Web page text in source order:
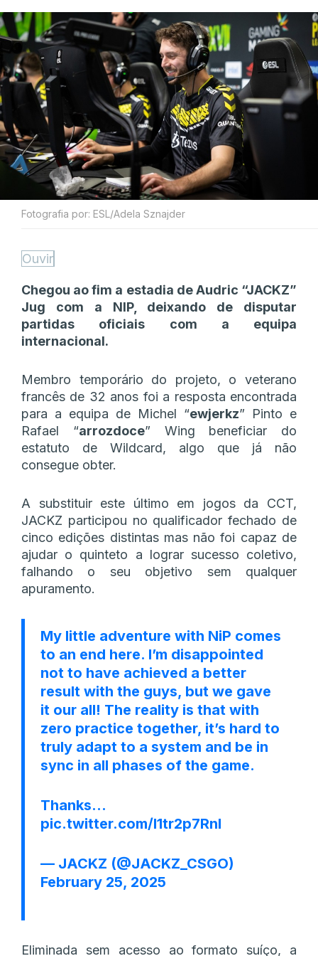
Fotografia por: ESL/Adela Sznajder
Ouvir
Chegou ao fim a estadia de Audric “JACKZ”
Jug com a NIP, deixando de disputar
partidas oficiais com a equipa
internacional.
Membro temporário do projeto, o veterano
francês de 32 anos foi a resposta encontrada
para a equipa de Michel “⁠ewjerkz⁠” Pinto e
Rafael “⁠arrozdoce⁠” Wing beneficiar do
estatuto de Wildcard, algo que já não
consegue obter.
A substituir este último em jogos da CCT,
JACKZ participou no qualificador fechado de
cinco edições distintas mas não foi capaz de
ajudar o quinteto a lograr sucesso coletivo,
falhando o seu objetivo sem qualquer
apuramento.
My little adventure with NiP comes
to an end here. I’m disappointed
not to have achieved a better
result with the guys, but we gave
it our all! The reality is that with
zero practice together, it’s hard to
truly adapt to a system and be in
sync in all phases of the game.
Thanks…
pic.twitter.com/l1tr2p7RnI
— JACKZ (@JACKZ_CSGO)
February 25, 2025
Eliminada sem acesso ao formato suíço, a